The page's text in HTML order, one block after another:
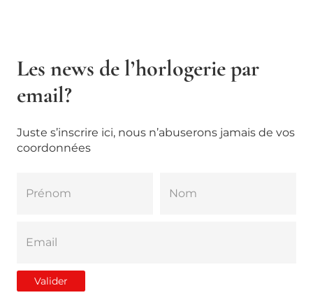
Les news de l’horlogerie par
email?
Juste s’inscrire ici, nous n’abuserons jamais de vos
coordonnées